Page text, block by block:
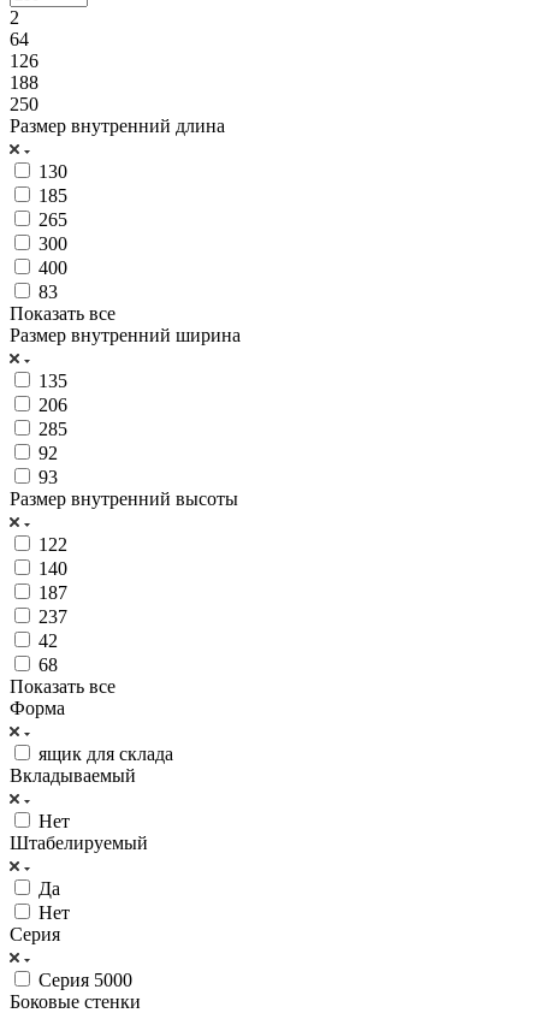
2
64
126
188
250
Размер внутренний длина
130
185
265
300
400
83
Показать все
Размер внутренний ширина
135
206
285
92
93
Размер внутренний высоты
122
140
187
237
42
68
Показать все
Форма
ящик для склада
Вкладываемый
Нет
Штабелируемый
Да
Нет
Серия
Серия 5000
Боковые стенки